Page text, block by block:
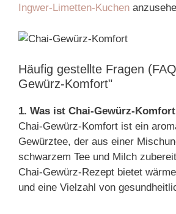
Ingwer-Limetten-Kuchen
Häufig gestellte Fragen
Gewürz-Komfort"
1. Was ist Chai-Gewürz-
Chai-Gewürz-Komfort ist ein
Gewürztee, der aus einer
schwarzem Tee und Milch
Chai-Gewürz-Rezept bietet
und eine Vielzahl von